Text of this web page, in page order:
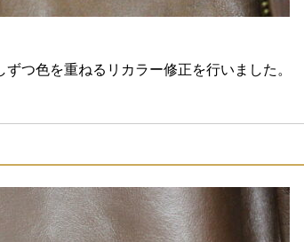
つ色を重ねるリカラー修正を行いました。